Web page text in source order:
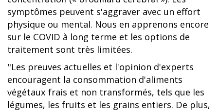
symptômes peuvent s'aggraver avec un effort
physique ou mental. Nous en apprenons encore
sur le COVID à long terme et les options de
traitement sont très limitées.
"Les preuves actuelles et l'opinion d'experts
encouragent la consommation d'aliments
végétaux frais et non transformés, tels que les
légumes, les fruits et les grains entiers. De plus,